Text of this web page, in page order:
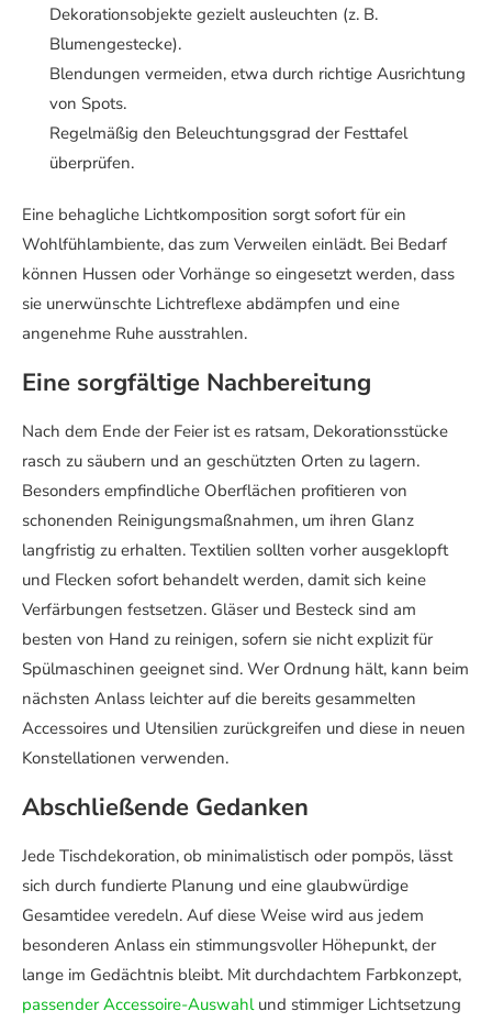
Dekorationsobjekte gezielt ausleuchten (z. B.
Blumengestecke).
Blendungen vermeiden, etwa durch richtige Ausrichtung
von Spots.
Regelmäßig den Beleuchtungsgrad der Festtafel
überprüfen.
Eine behagliche Lichtkomposition sorgt sofort für ein
Wohlfühlambiente, das zum Verweilen einlädt. Bei Bedarf
können Hussen oder Vorhänge so eingesetzt werden, dass
sie unerwünschte Lichtreflexe abdämpfen und eine
angenehme Ruhe ausstrahlen.
Eine sorgfältige Nachbereitung
Nach dem Ende der Feier ist es ratsam, Dekorationsstücke
rasch zu säubern und an geschützten Orten zu lagern.
Besonders empfindliche Oberflächen profitieren von
schonenden Reinigungsmaßnahmen, um ihren Glanz
langfristig zu erhalten. Textilien sollten vorher ausgeklopft
und Flecken sofort behandelt werden, damit sich keine
Verfärbungen festsetzen. Gläser und Besteck sind am
besten von Hand zu reinigen, sofern sie nicht explizit für
Spülmaschinen geeignet sind. Wer Ordnung hält, kann beim
nächsten Anlass leichter auf die bereits gesammelten
Accessoires und Utensilien zurückgreifen und diese in neuen
Konstellationen verwenden.
Abschließende Gedanken
Jede Tischdekoration, ob minimalistisch oder pompös, lässt
sich durch fundierte Planung und eine glaubwürdige
Gesamtidee veredeln. Auf diese Weise wird aus jedem
besonderen Anlass ein stimmungsvoller Höhepunkt, der
lange im Gedächtnis bleibt. Mit durchdachtem Farbkonzept,
passender Accessoire-Auswahlund stimmiger Lichtsetzung